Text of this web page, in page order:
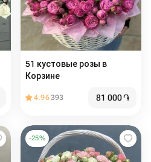
51 кустовые розы в
Корзине
4.96393 81 000֏
-25%